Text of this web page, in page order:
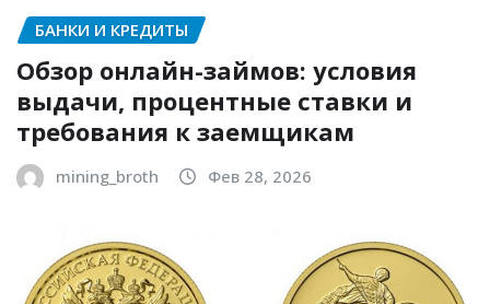
БАНКИ И КРЕДИТЫ
Обзор онлайн-займов: условия
выдачи, процентные ставки и
требования к заемщикам
mining_broth Фев 28, 2026